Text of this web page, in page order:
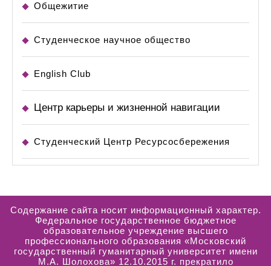
Общежитие
Студенческое научное общество
English Club
Центр карьеры и жизненной навигации
Студенческий Центр Ресурсосбережения
Содержание сайта носит информационный характер.
Федеральное государственное бюджетное
образовательное учреждение высшего
профессионального образования «Московский
государственный гуманитарный университет имени
М.А. Шолохова» 12.10.2015 г. прекратило